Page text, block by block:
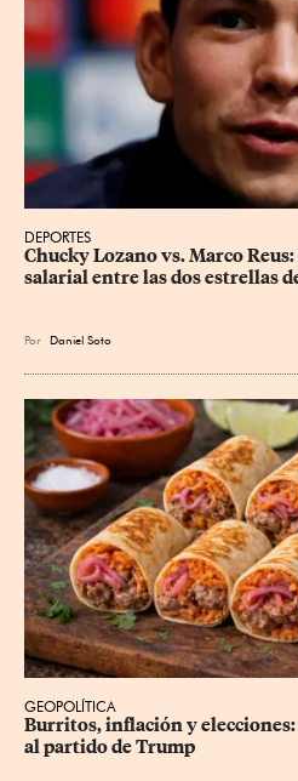
DEPORTES
Chucky Lozano vs. Marco
salarial entre las dos estrellas
Por Daniel Soto
GEOPOLÍTICA
Burritos, inflación y
al partido de Trump